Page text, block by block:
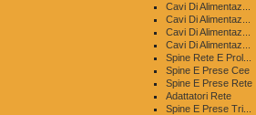
Cavi Di Alimentaz...
Cavi Di Alimentaz...
Cavi Di Alimentaz...
Cavi Di Alimentaz...
Spine Rete E Prol...
Spine E Prese Cee
Spine E Prese Rete
Adattatori Rete
Spine E Prese Tri...